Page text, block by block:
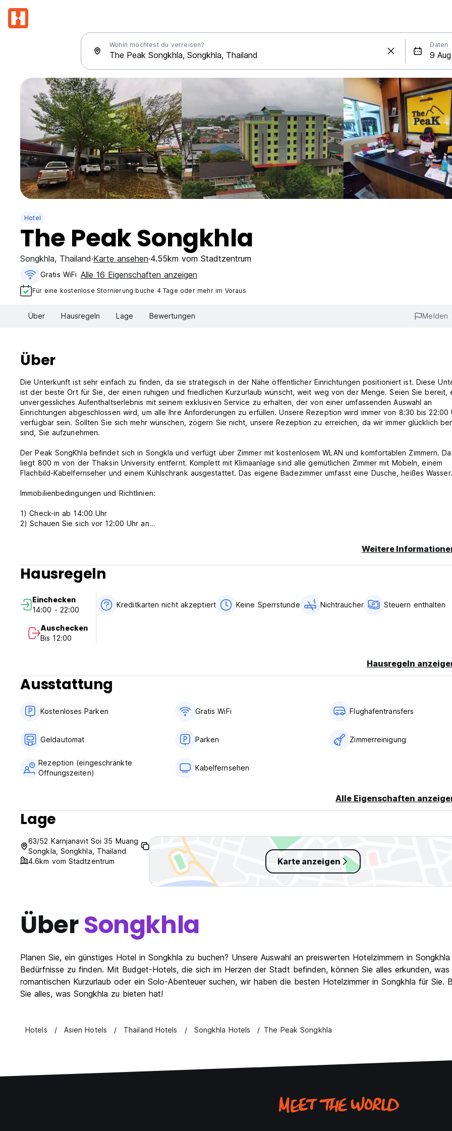
Wohin möchtest du verreisen? Daten
Hotel
The Peak Songkhla
Songkhla, Thailand Karte ansehen 4.55km vom Stadtzentrum
Gratis WiFi Alle 16 Eigenschaften anzeigen
Für eine kostenlose Stornierung buche 4 Tage oder mehr im Voraus
Über Hausregeln Lage Bewertungen Melden
Über
Die Unterkunft ist sehr einfach zu finden, da sie strategisch in der Nähe öffentlicher Einrichtungen positioniert ist. Diese
ist der beste Ort für Sie, der einen ruhigen und friedlichen Kurzurlaub wünscht, weit weg von der Menge. Seien Sie bereit,
unvergessliches Aufenthaltserlebnis mit seinem exklusiven Service zu erhalten, der von einer umfassenden Auswahl an
Einrichtungen abgeschlossen wird, um alle Ihre Anforderungen zu erfüllen. Unsere Rezeption wird immer von 8:30 bis 22:00
verfügbar sein. Sollten Sie sich mehr wünschen, zögern Sie nicht, unsere Rezeption zu erreichen, da wir immer glücklich
sind, Sie aufzunehmen.
Der Peak SongKhla befindet sich in Songkla und verfügt über Zimmer mit kostenlosem WLAN und komfortablen Zimmern.
liegt 800 m von der Thaksin University entfernt. Komplett mit Klimaanlage sind alle gemütlichen Zimmer mit Möbeln, einem
Flachbild-Kabelfernseher und einem Kühlschrank ausgestattet. Das eigene Badezimmer umfasst eine Dusche, heißes Wasser.
Immobilienbedingungen und Richtlinien:
1) Check-in ab 14:00 Uhr
2) Schauen Sie sich vor 12:00 Uhr an
6) Frühstück ist nicht enthalten.
7) Kein Rauchen im Zimmer, aber einen Raucherbereich. (Auto-translated from original language)
Weitere
Hausregeln
Einchecken
14:00 - 22:00
Auschecken
Bis 12:00
Kreditkarten nicht akzeptiert Keine Sperrstunde Nichtraucher Steuern enthalten
Hausregeln
Ausstattung
Kostenloses Parken Gratis WiFi Flughafentransfers
Geldautomat Parken Zimmerreinigung
Rezeption (eingeschränkte
Öffnungszeiten)
Kabelfernsehen
Alle Eigenschaften
Lage
63/52 Karnjanavit Soi 35 Muang
Songkla, Songkhla, Thailand
4.6km vom Stadtzentrum
Karte anzeigen
ÜberSongkhla
Planen Sie, ein günstiges Hotel in Songkhla zu buchen? Unsere Auswahl an preiswerten Hotelzimmern in
Bedürfnisse zu finden. Mit Budget-Hotels, die sich im Herzen der Stadt befinden, können Sie alles erkunden,
romantischen Kurzurlaub oder ein Solo-Abenteuer suchen, wir haben die besten Hotelzimmer in Songkhla für
Sie alles, was Songkhla zu bieten hat!
Hotels Asien Hotels Thailand Hotels Songkhla Hotels The Peak Songkhla